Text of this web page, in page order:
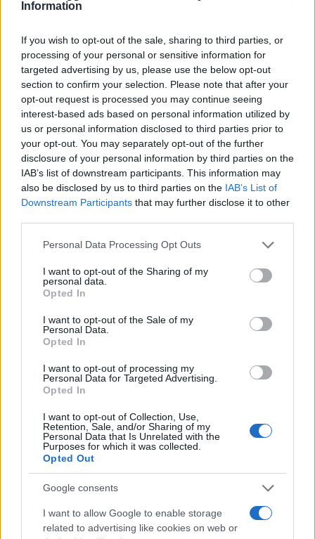
Information
If you wish to opt-out of the sale, sharing to third parties, or
processing of your personal or sensitive information for
targeted advertising by us, please use the below opt-out
section to confirm your selection. Please note that after your
opt-out request is processed you may continue seeing
interest-based ads based on personal information utilized by
us or personal information disclosed to third parties prior to
your opt-out. You may separately opt-out of the further
disclosure of your personal information by third parties on the
IAB’s list of downstream participants. This information may
also be disclosed by us to third parties on the IAB’s List of
Downstream Participants that may further disclose it to other
Please note that this website/app uses one or more Google
not limited to your visit or usage behaviour. You may click to
grant or deny consent to Google and its third-party tags to
use your data for below specified purposes in below Google
consent section.
Personal Data Processing Opt Outs
I want to opt-out of the Sharing of my
personal data.
Opted In
I want to opt-out of the Sale of my
Personal Data.
Opted In
I want to opt-out of processing my
Personal Data for Targeted Advertising.
Opted In
I want to opt-out of Collection, Use,
Retention, Sale, and/or Sharing of my
Personal Data that Is Unrelated with the
Purposes for which it was collected.
Opted Out
Google consents
I want to allow Google to enable storage
related to advertising like cookies on web or
Notizie in tempo reale?
Entra nel canale telegram di
GalluraOggi.it
Ricevi le nostre ultime news
daGoogle News
F
a
ce
b
o
o
k
T
w
it
r
Pi
n
te
st
h
at
A
p
p
h
a
Articolo precedente
NOTIZIE RECENTI
Incidente sulla strada provinciale ad Arzachena,
un ferito